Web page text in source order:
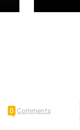
0 Comments